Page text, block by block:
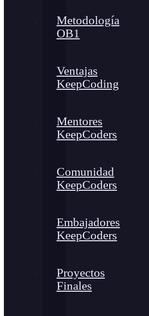
Metodología
OB1
Ventajas
KeepCoding
Mentores
KeepCoders
Comunidad
KeepCoders
Embajadores
KeepCoders
Proyectos
Finales